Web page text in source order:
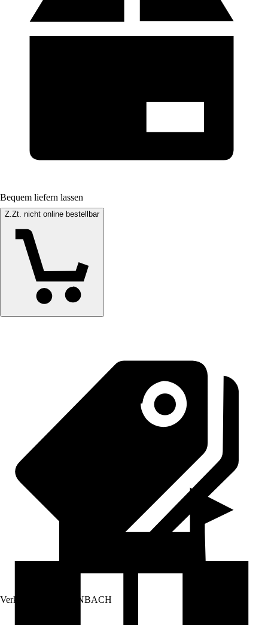
Bequem liefern lassen
Z.Zt. nicht online bestellbar
Verkauf durch: HORNBACH